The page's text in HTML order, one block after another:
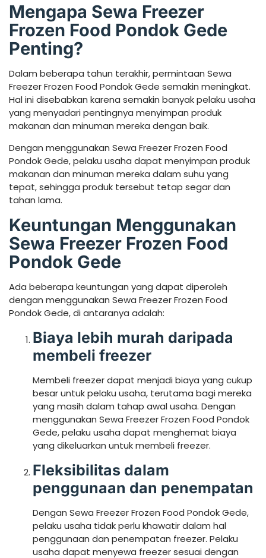
Mengapa Sewa Freezer
Frozen Food Pondok Gede
Penting?
Dalam beberapa tahun terakhir, permintaan Sewa
Freezer Frozen Food Pondok Gede semakin meningkat.
Hal ini disebabkan karena semakin banyak pelaku usaha
yang menyadari pentingnya menyimpan produk
makanan dan minuman mereka dengan baik.
Dengan menggunakan Sewa Freezer Frozen Food
Pondok Gede, pelaku usaha dapat menyimpan produk
makanan dan minuman mereka dalam suhu yang
tepat, sehingga produk tersebut tetap segar dan
tahan lama.
Keuntungan Menggunakan
Sewa Freezer Frozen Food
Pondok Gede
Ada beberapa keuntungan yang dapat diperoleh
dengan menggunakan Sewa Freezer Frozen Food
Pondok Gede, di antaranya adalah:
Biaya lebih murah daripada
membeli freezer
Membeli freezer dapat menjadi biaya yang cukup
besar untuk pelaku usaha, terutama bagi mereka
yang masih dalam tahap awal usaha. Dengan
menggunakan Sewa Freezer Frozen Food Pondok
Gede, pelaku usaha dapat menghemat biaya
yang dikeluarkan untuk membeli freezer.
Fleksibilitas dalam
penggunaan dan penempatan
Dengan Sewa Freezer Frozen Food Pondok Gede,
pelaku usaha tidak perlu khawatir dalam hal
penggunaan dan penempatan freezer. Pelaku
usaha dapat menyewa freezer sesuai dengan